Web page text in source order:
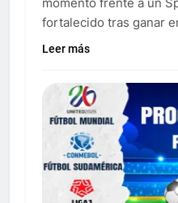
fortalecido tras ganar
Leer más